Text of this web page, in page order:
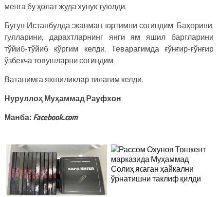
менга бу ҳолат жуда хунук туюлди.
Бугун Истанбулда эканман, юртимни соғиндим. Баҳорини,
гулларини, дарахтларнинг янги ям яшил баргларини
тўйиб-тўйиб кўргим келди. Теварагимда ғўнғир-ғўнғир
ўзбекча товушларни соғиндим.
Ватанимга яхшиликлар тилагим келди.
Нуруллоҳ Муҳаммад Рауфхон
Манба: Facebook.com